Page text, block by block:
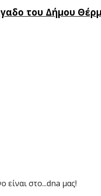
του Δήμου
στο...dna μας!